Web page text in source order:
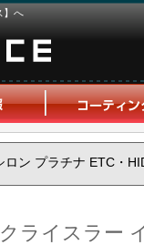
】へ
ン プラチナ ETC・
ライスラー